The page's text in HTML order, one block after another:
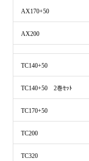
AX170+50
AX200
TC140+50
TC140+50 2巻ｾｯﾄ
TC170+50
TC200
TC320